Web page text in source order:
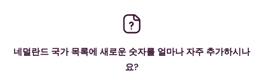
네덜란드 국가 목록에 새로운 숫자를 얼마나 자주 추가하시나
요?